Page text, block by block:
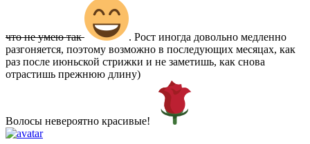
что не умею так
. Рост иногда довольно медленно
разгоняется, поэтому возможно в последующих месяцах, как
раз после июньской стрижки и не заметишь, как снова
отрастишь прежнюю длину)
Волосы невероятно красивые!